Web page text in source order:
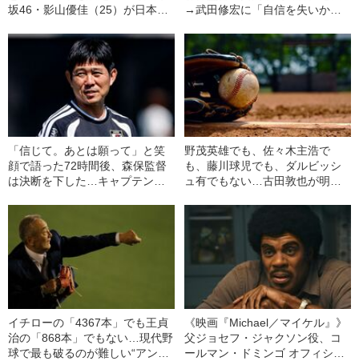
坂46・影山優佳（25）が日本代
→武田修宏に「自信を失いかけ
いポイチ”の知られざる素顔
「信じて。あとは願って」と笑
顔で語った72時間後、森保監督
は決断を下した…キャプテン遠
野茂英雄でも、佐々木主浩で
も、藤川球児でも、ダルビッシ
ュ有でもない…古田敦也が明か
イチローの「4367本」でも王貞
治の「868本」でもない…現代野
球で最も破るのが難しい“アンタ
《映画『Michael／マイケル』》
父ジョセフ・ジャクソン役、コ
ールマン・ドミンゴ オフィシャ